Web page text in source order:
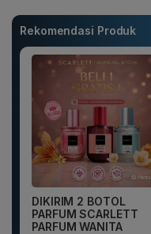
Rekomendasi Produk
DIKIRIM 2 BOTOL
PARFUM SCARLETT
PARFUM WANITA